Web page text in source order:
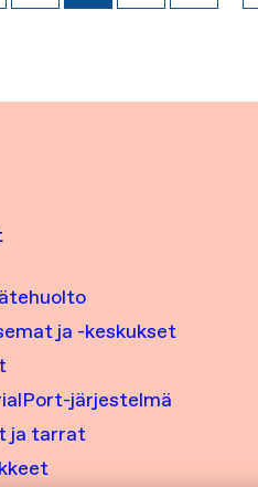
ja -keskukset
järjestelmä
ja tarrat